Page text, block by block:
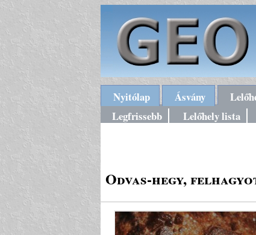
Nyitólap Ásvány
Legfrissebb
Lelőhely lista
Odvas-hegy,